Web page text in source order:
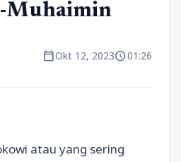
Muhaimin
calendar_todayOkt 12, 2023schedule01:26
atau yang sering